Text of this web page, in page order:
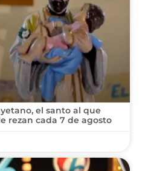
el santo al que
rezan cada 7 de agosto